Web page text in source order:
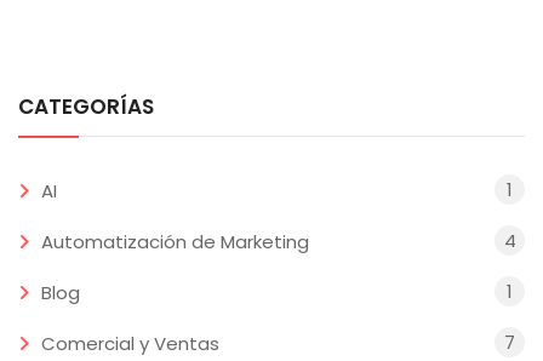
CATEGORÍAS
AI 1
Automatización de Marketing 4
Blog 1
Comercial y Ventas 7